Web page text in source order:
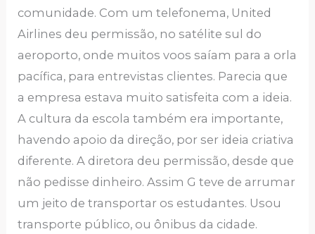
comunidade. Com um telefonema, United
Airlines deu permissão, no satélite sul do
aeroporto, onde muitos voos saíam para a orla
pacífica, para entrevistas clientes. Parecia que
a empresa estava muito satisfeita com a ideia.
A cultura da escola também era importante,
havendo apoio da direção, por ser ideia criativa
diferente. A diretora deu permissão, desde que
não pedisse dinheiro. Assim G teve de arrumar
um jeito de transportar os estudantes. Usou
transporte público, ou ônibus da cidade.